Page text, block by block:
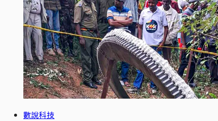
數說科技